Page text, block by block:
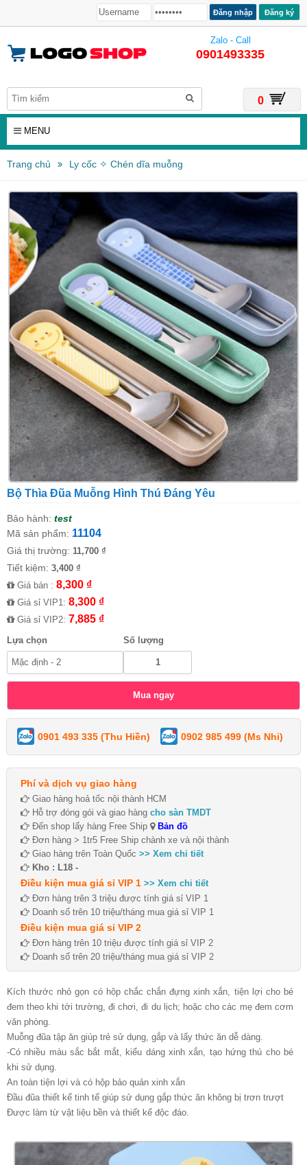
Đăng ký
Zalo - Call
0901493335
0
MENU
Trang chủ Ly cốc ✧ Chén dĩa muỗng
Bộ Thìa Đũa Muỗng Hình Thú Đáng Yêu
Bảo hành: test
Mã sản phẩm: 11104
Giá thị trường: 11,700 ₫
Tiết kiệm: 3,400 ₫
Giá bán : 8,300 ₫
Giá sỉ VIP1: 8,300 ₫
Giá sỉ VIP2: 7,885 ₫
Lựa chọn Số lượng
0901 493 335 (Thu Hiền) 0902 985 499 (Ms Nhi)
Phí và dịch vụ giao hàng
Giao hàng hoả tốc nội thành HCM
Hỗ trợ đóng gói và giao hàng cho sàn TMDT
Đến shop lấy hàng Free Ship
Bản đồ
Đơn hàng > 1tr5 Free Ship chành xe và nội thành
Giao hàng trên Toàn Quốc >> Xem chi tiết
Kho : L18 -
Điều kiện mua giá sỉ VIP 1 >> Xem chi tiết
Đơn hàng trên 3 triệu được tính giá sỉ VIP 1
Doanh số trên 10 triệu/tháng mua giá sỉ VIP 1
Điều kiện mua giá sỉ VIP 2
Đơn hàng trên 10 triệu được tính giá sỉ VIP 2
Doanh số trên 20 triệu/tháng mua giá sỉ VIP 2
Kích thước nhỏ gọn có hộp chắc chắn đựng xinh xắn, tiện lợi cho bé
đem theo khi tới trường, đi chơi, đi du lịch; hoặc cho các mẹ đem cơm
văn phòng.
Muỗng đũa tập ăn giúp trẻ sử dụng, gắp và lấy thức ăn dễ dàng.
-Có nhiều màu sắc bắt mắt, kiểu dáng xinh xắn, tạo hứng thú cho bé
khi sử dụng.
An toàn tiện lợi và có hộp bảo quản xinh xắn
Đầu đũa thiết kể tinh tế giúp sử dụng gắp thức ăn không bị trơn trượt
Được làm từ vật liệu bền và thiết kế độc đáo.